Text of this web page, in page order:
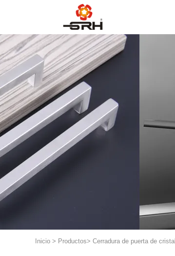
Inicio > Productos> Cerradura de puerta de cristal